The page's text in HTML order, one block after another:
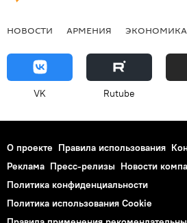
НОВОСТИ АРМЕНИЯ ЭКОНОМИКА
VK Rutube
О проекте Правила использования
Реклама Пресс-релизы Новости
Политика конфиденциальности
Политика использования Cookie